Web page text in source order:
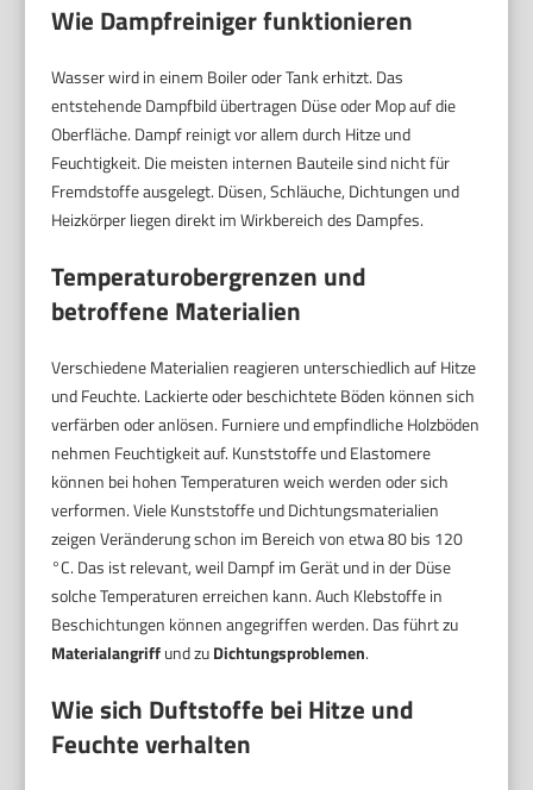
Wie Dampfreiniger funktionieren
Wasser wird in einem Boiler oder Tank erhitzt. Das
entstehende Dampfbild übertragen Düse oder Mop auf die
Oberfläche. Dampf reinigt vor allem durch Hitze und
Feuchtigkeit. Die meisten internen Bauteile sind nicht für
Fremdstoffe ausgelegt. Düsen, Schläuche, Dichtungen und
Heizkörper liegen direkt im Wirkbereich des Dampfes.
Temperaturobergrenzen und
betroffene Materialien
Verschiedene Materialien reagieren unterschiedlich auf Hitze
und Feuchte. Lackierte oder beschichtete Böden können sich
verfärben oder anlösen. Furniere und empfindliche Holzböden
nehmen Feuchtigkeit auf. Kunststoffe und Elastomere
können bei hohen Temperaturen weich werden oder sich
verformen. Viele Kunststoffe und Dichtungsmaterialien
zeigen Veränderung schon im Bereich von etwa 80 bis 120
°C. Das ist relevant, weil Dampf im Gerät und in der Düse
solche Temperaturen erreichen kann. Auch Klebstoffe in
Beschichtungen können angegriffen werden. Das führt zu
Materialangriffund zuDichtungsproblemen.
Wie sich Duftstoffe bei Hitze und
Feuchte verhalten